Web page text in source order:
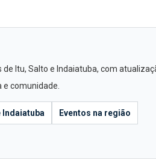
Itu, Salto e Indaiatuba, com
e comunidade.
Indaiatuba Eventos na região